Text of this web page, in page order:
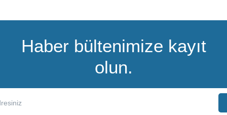
Haber bültenimize kayıt
olun.